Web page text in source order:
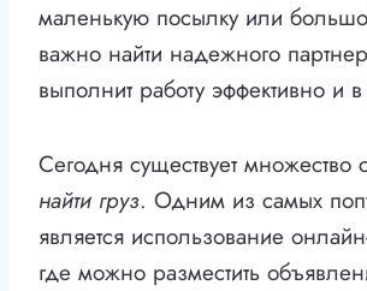
маленькую посылку или
важно найти надежного
выполнит работу эффективно и
Сегодня существует множество
найти груз. Одним из самых
является использование
где можно разместить